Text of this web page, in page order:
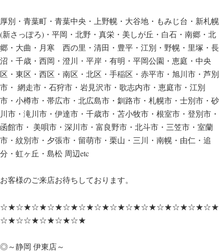
厚別・青葉町・青葉中央・上野幌・大谷地・もみじ台・新札幌
(新さっぽろ)・平岡・北野・真栄・美しが丘・白石・南郷・北
郷・大曲・月寒 西の里・清田・豊平・江別・野幌・里塚・長
沼・千歳・西岡・澄川・平岸・有明・平岡公園・恵庭・中央
区・東区・西区・南区・北区・手稲区・赤平市・旭川市・芦別
市・ 網走市・石狩市・岩見沢市・歌志内市・恵庭市・江別
市・小樽市・帯広市・北広島市・釧路市・札幌市・士別市・砂
川市・滝川市・伊達市・千歳市・苫小牧市・根室市・登別市・
函館市・ 美唄市・深川市・富良野市・北斗市・三笠市・室蘭
市・紋別市・夕張市・留萌市・栗山・三川・南幌・由仁・追
分・虹ヶ丘・島松 周辺etc
お客様のご来店お待ちしております。
☆★☆★☆★☆★☆★☆★☆★☆★☆★☆★☆★☆★☆★☆★
☆★☆☆★☆★☆★☆★
◎～静岡 伊東店～